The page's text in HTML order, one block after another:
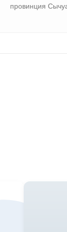
провинция